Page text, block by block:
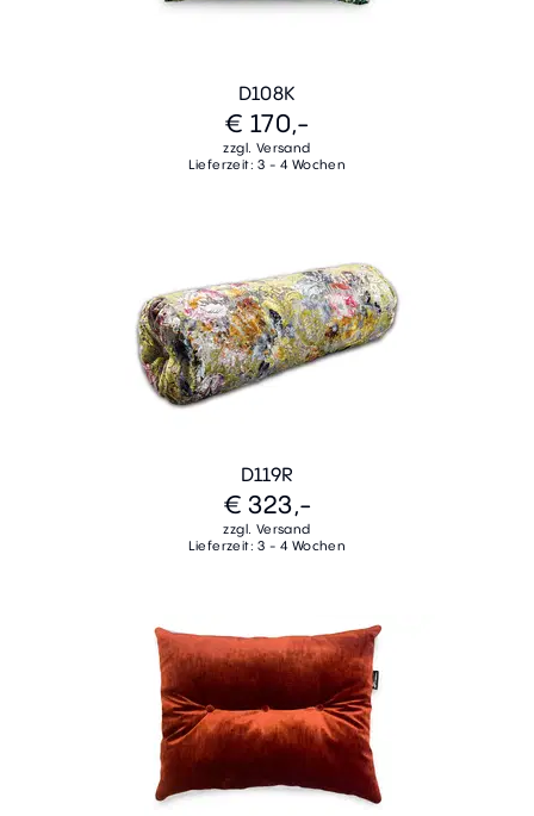
D108K
€ 170,-
zzgl. Versand
Lieferzeit: 3 - 4 Wochen
D119R
€ 323,-
zzgl. Versand
Lieferzeit: 3 - 4 Wochen